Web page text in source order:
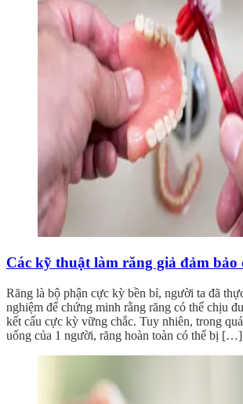
Các kỹ thuật làm răng giả đảm bảo
Răng là bộ phận cực kỳ bền bỉ, người ta đã
nghiệm để chứng minh rằng răng có thể chịu
kết cấu cực kỳ vững chắc. Tuy nhiên, trong
uống của 1 người, răng hoàn toàn có thể bị […]